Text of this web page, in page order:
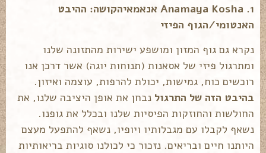
1. Anamaya Kosha אנאמאיהקושה: ההיבט
האנטומי/הגוף הפיזי
נקרא גם גוף המזון ומושפע ישירות מהתזונה שלנו
ומתרגול פיזי של אסאנות (תנוחות יוגה) אשר דרכן אנו
רוכשים כוח, גמישות, יכולת להרפות, עוצמה ואיזון.
בהיבט הזה של התרגול נבחן את אופן היציבה שלנו, את
החולשות והחוזקות הפיסיות שלנו ובכלל את גופנו.
נשאף לקבלו עם מגבלותיו ויופיו, נשאף להתפעל מעצם
היותנו חיים ובריאים. נזכור כי לכולנו סוגיות בריאותיות